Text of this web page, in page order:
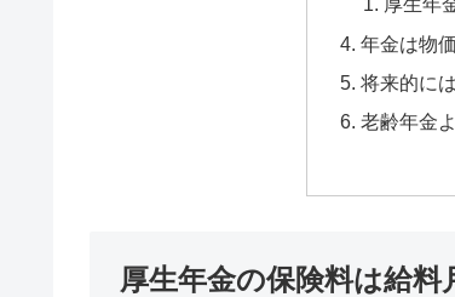
年金は物
将来的に
老齢年金
厚生年金の保険料は給